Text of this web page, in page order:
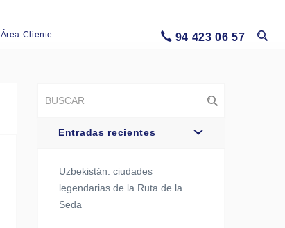
Área Cliente 94 423 06 57
Entradas recientes
Uzbekistán: ciudades
legendarias de la Ruta de la
Seda